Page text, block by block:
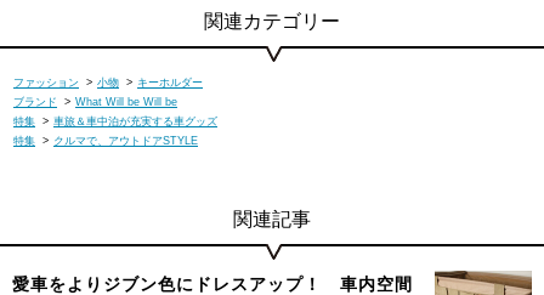
関連カテゴリー
ファッション > 小物 > キーホルダー
ブランド
> What Will be Will be
特集 > 車旅＆車中泊が充実する車グッズ
特集 > クルマで、アウトドアSTYLE
関連記事
愛車をよりジブン色にドレスアップ！ 車内空間